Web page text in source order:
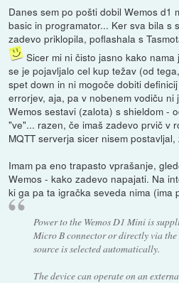
Danes sem po pošti dobil Wemos d1
basic in programator... Ker sva bila s
zadevo priklopila, poflashala s
Sicer mi ni čisto jasno kako
se je pojavljalo cel kup težav (od
spet down in ni mogoče dobiti
errorjev, aja, pa v nobenem vodiču ni
Wemos sestavi (zalota) s shieldom -
"ve"... razen, če imaš zadevo prvič v
MQTT serverja sicer nisem
Imam pa eno trapasto vprašanje,
Wemos - kako zadevo napajati. Na
ki ga pa ta igračka seveda nima (ima
Power to the Wemos D1 Mini is
Micro B connector or directly via
source is selected automatically.
The device can operate on an